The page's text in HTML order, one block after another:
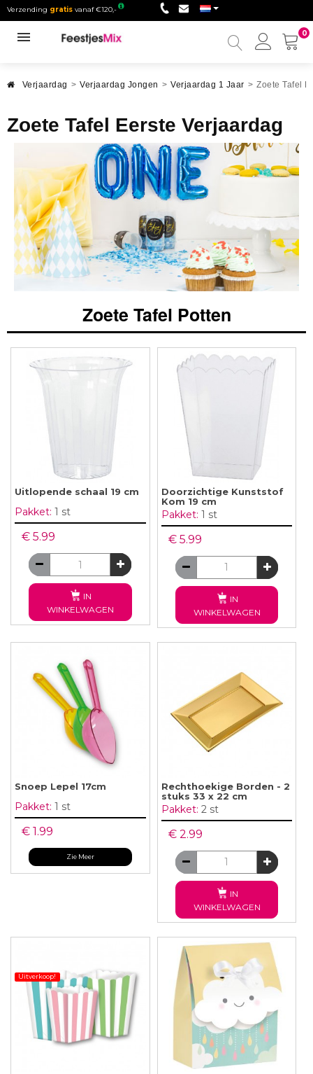
Verzending gratis vanaf €120,-
0
Mijn
Verjaardag > Verjaardag Jongen > Verjaardag 1 Jaar > Zoete Tafel
Zoete Tafel Eerste Verjaardag
Zoete Tafel Potten
Uitlopende schaal 19 cm
Pakket: 1 st
€ 5.99
IN
WINKELWAGEN
Doorzichtige Kunststof
Kom 19 cm
Pakket: 1 st
€ 5.99
IN
WINKELWAGEN
Snoep Lepel 17cm
Pakket: 1 st
€ 1.99
Zie Meer
Rechthoekige Borden - 2
stuks 33 x 22 cm
Pakket: 2 st
€ 2.99
IN
WINKELWAGEN
Uitverkoop!